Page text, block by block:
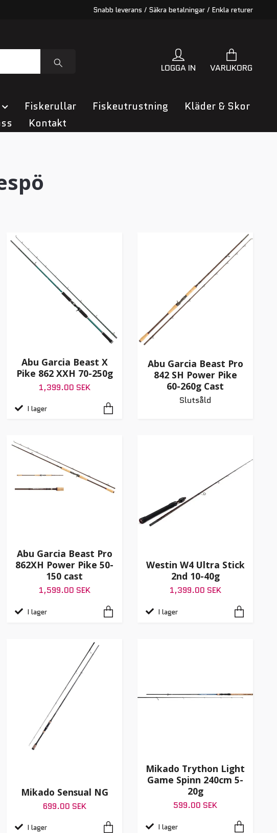
Snabb leverans / Säkra betalningar / Enkla returer
LOGGA IN VARUKORG
Fiskerullar Fiskeutrustning
Kläder & Skor
Kontakt
Abu Garcia Beast X
Pike 862 XXH 70-250g
1,399.00 SEK
I lager
Abu Garcia Beast Pro
842 SH Power Pike
60-260g Cast
Slutsåld
Abu Garcia Beast Pro
862XH Power Pike 50-
150 cast
1,599.00 SEK
I lager
Westin W4 Ultra Stick
2nd 10-40g
1,399.00 SEK
I lager
Mikado Sensual NG
699.00 SEK
I lager
Mikado Trython Light
Game Spinn 240cm 5-
20g
599.00 SEK
I lager